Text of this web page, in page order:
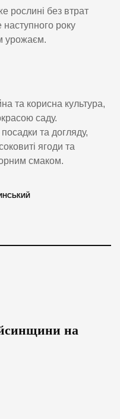
рослині без втрат
року
урожаєм.
та корисна культура,
саду.
та догляду,
ягоди та
смаком.
на